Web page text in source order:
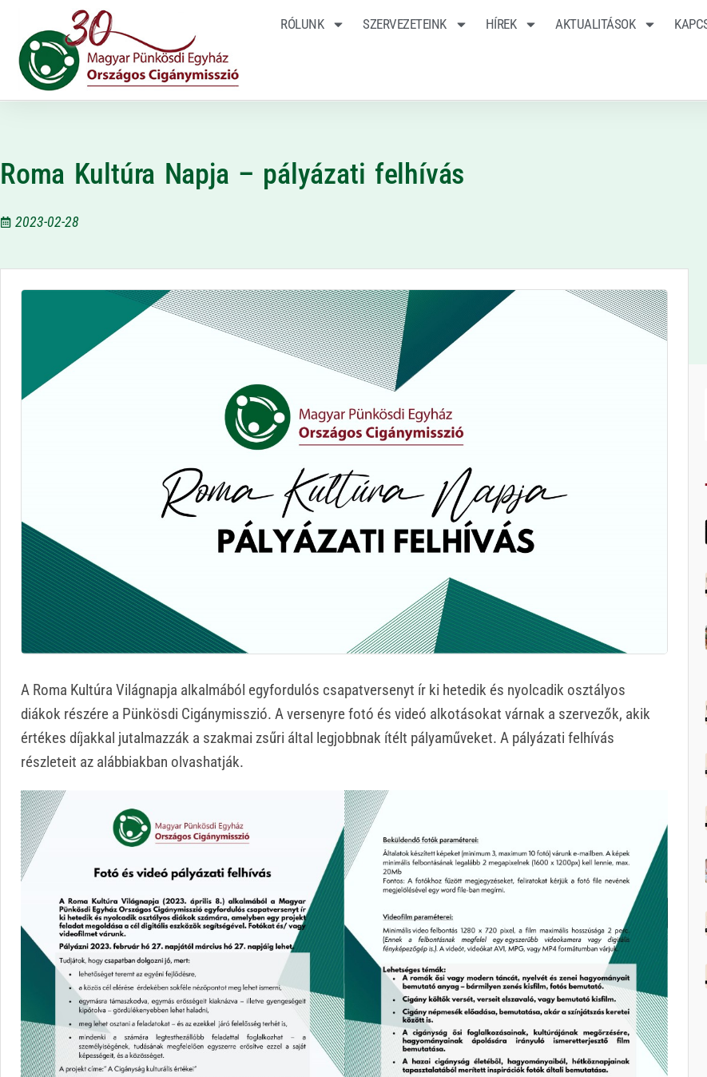
RÓLUNK SZERVEZETEINK HÍREK AKTUALITÁSOK
Roma Kultúra Napja – pályázati felhívás
2023-02-28
A Roma Kultúra Világnapja alkalmából egyfordulós csapatversenyt ír ki hetedik és nyolcadik osztályos
diákok részére a Pünkösdi Cigánymisszió. A versenyre fotó és videó alkotásokat várnak a szervezők, akik
értékes díjakkal jutalmazzák a szakmai zsűri által legjobbnak ítélt pályaműveket. A pályázati felhívás
részleteit az alábbiakban olvashatják.